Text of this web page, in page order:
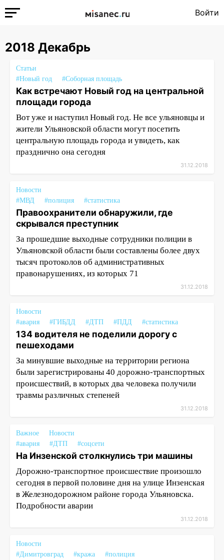
Войти
2018 Декабрь
Статьи
#Новый год
#Соборная площадь
Как встречают Новый год на центральной
площади города
Вот уже и наступил Новый год. Не все ульяновцы и
жители Ульяновской области могут посетить
центральную площадь города и увидеть, как
празднично она сегодня
31.12.2018
Новости
#МВД
#полиция #статистика
Правоохранители обнаружили, где
скрывался преступник
За прошедшие выходные сотрудники полиции в
Ульяновской области были составлены более двух
тысяч протоколов об административных
правонарушениях, из которых 71
31.12.2018
Новости
#авария
#ГИБДД #ДТП #ПДД #статистика
134 водителя не поделили дорогу с
пешеходами
За минувшие выходные на территории региона
были зарегистрированы 40 дорожно-транспортных
происшествий, в которых два человека получили
травмы различных степеней
31.12.2018
Важное
Новости
#авария
#ДТП #соцсети
На Инзенской столкнулись три машины
Дорожно-транспортное происшествие произошло
сегодня в первой половине дня на улице Инзенская
в Железнодорожном районе города Ульяновска.
Подробности аварии
31.12.2018
Новости
#Димитровград
#кража #полиция